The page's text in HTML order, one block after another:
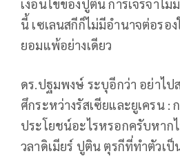
เงื่อนไขของปูติน การเจรจาไม่
นี้ เซเลนสกีก็ไม่มีอำนาจต่อรอ
ยอมแพ้อย่างเดียว
ดร.ปฐมพงษ์ ระบุอีกว่า อย่าไป
ศึกระหว่างรัสเซียและยูเครน :
ประโยชน์อะไรหรอกครับหาก
วลาดิเมียร์ ปูติน ตุรกีที่ทำตัวเป็